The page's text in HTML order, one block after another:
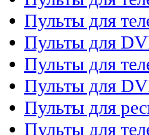
Пульты для
Пульты для
Пульты для
Пульты для
Пульты для
Пульты для